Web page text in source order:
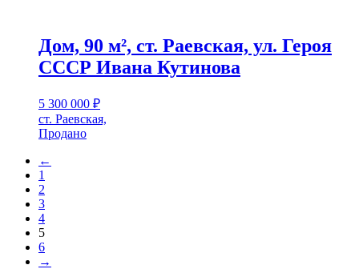
Дом, 90 м², ст. Раевская, ул. Героя
СССР Ивана Кутинова
5 300 000 ₽
ст. Раевская,
Продано
←
1
2
3
4
5
6
→